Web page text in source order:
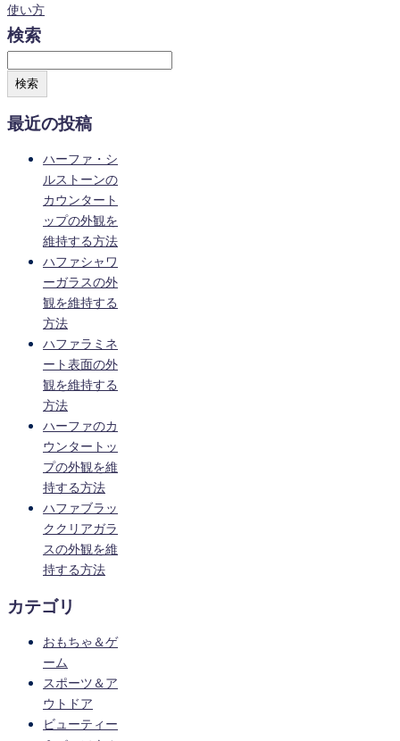
使い方
検索
検索
最近の投稿
ハーファ・シ
ルストーンの
カウンタート
ップの外観を
維持する方法
ハファシャワ
ーガラスの外
観を維持する
方法
ハファラミネ
ート表面の外
観を維持する
方法
ハーファのカ
ウンタートッ
プの外観を維
持する方法
ハファブラッ
ククリアガラ
スの外観を維
持する方法
カテゴリ
おもちゃ＆ゲ
ーム
スポーツ＆ア
ウトドア
ビューティー